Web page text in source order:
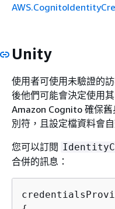
Unity
使用者可使用未驗證的
後他們可能會決定使用
Amazon Cognito 確保
別符，且設定檔資料會
您可以訂閱
合併的訊息：